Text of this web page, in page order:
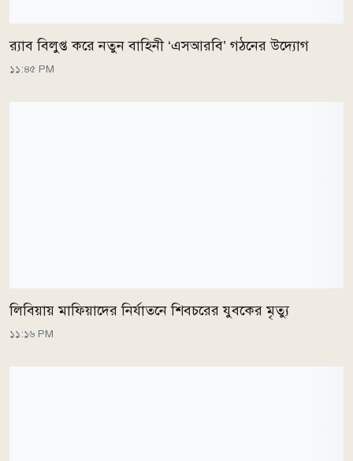
র‌্যাব বিলুপ্ত করে নতুন বাহিনী ‘এসআরবি’ গঠনের উদ্যোগ
১১:৪৫ PM
লিবিয়ায় মাফিয়াদের নির্যাতনে শিবচরের যুবকের মৃত্যু
১১:১৬ PM